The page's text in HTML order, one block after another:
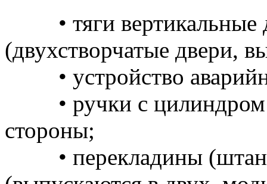
• тяги вертикальные
(двухстворчатые двери,
• устройство
• ручки с цилиндром
стороны;
• перекладины